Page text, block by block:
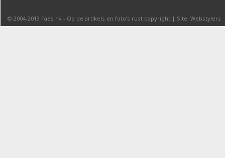
© 2004-2013 Faes nv - Op de artikels en foto’s rust copyright | Site: Webstylers